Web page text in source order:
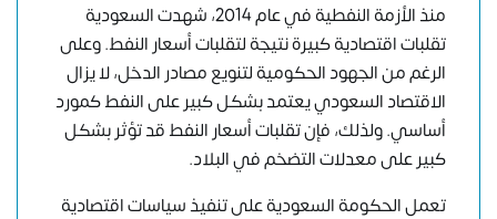
منذ الأزمة النفطية في عام 2014، شهدت السعودية
تقلبات اقتصادية كبيرة نتيجة لتقلبات أسعار النفط. وعلى
الرغم من الجهود الحكومية لتنويع مصادر الدخل، لا يزال
الاقتصاد السعودي يعتمد بشكل كبير على النفط كمورد
أساسي. ولذلك، فإن تقلبات أسعار النفط قد تؤثر بشكل
كبير على معدلات التضخم في البلاد.
تعمل الحكومة السعودية على تنفيذ سياسات اقتصادية